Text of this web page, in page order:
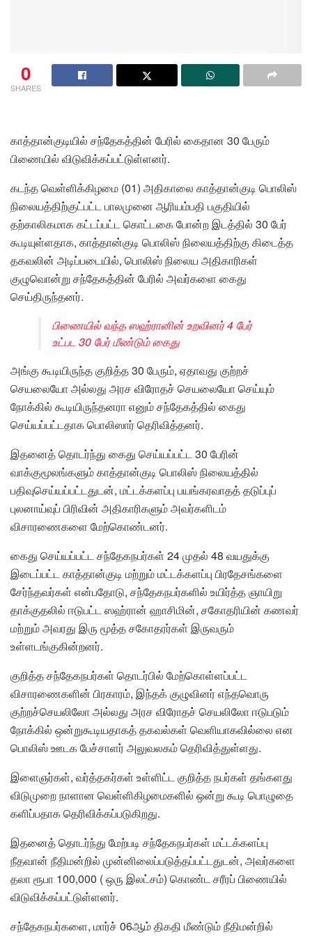
0
SHARES
காத்தான்குடியில் சந்தேகத்தின் பேரில் கைதான 30 பேரும்
பிணையில் விடுவிக்கப்பட்டுள்ளனர்.
கடந்த வெள்ளிக்கிழமை (01) அதிகாலை காத்தான்குடி பொலிஸ்
நிலையத்திற்குட்பட்ட பாலமுனை ஆரியம்பதி பகுதியில்
தற்காலிகமாக கட்டப்பட்ட கொட்டகை போன்ற இடத்தில் 30 பேர்
கூடியுள்ளதாக, காத்தான்குடி பொலிஸ் நிலையத்திற்கு கிடைத்த
தகவலின் அடிப்படையில், பொலிஸ் நிலைய அதிகாரிகள்
குழுவொன்று சந்தேகத்தின் பேரில் அவர்களை கைது
செய்திருந்தனர்.
பிணையில் வந்த ஸஹ்ரானின் உறவினர் 4 பேர்
உட்பட 30 பேர் மீண்டும் கைது
அங்கு கூடியிருந்த குறித்த 30 பேரும், ஏதாவது குற்றச்
செயலையோ அல்லது அரச விரோதச் செயலையோ செய்யும்
நோக்கில் கூடியிருந்தனரா எனும் சந்தேகத்தில் கைது
செய்யப்பட்டதாக பொலிஸார் தெரிவித்தனர்.
இதனைத் தொடர்ந்து கைது செய்யப்பட்ட 30 பேரின்
வாக்குமூலங்களும் காத்தான்குடி பொலிஸ் நிலையத்தில்
பதிவுசெய்யப்பட்டதுடன், மட்டக்களப்பு பயங்கரவாதத் தடுப்புப்
புலனாய்வுப் பிரிவின் அதிகாரிகளும் அவர்களிடம்
விசாரணைகளை மேற்கொண்டனர்.
கைது செய்யப்பட்ட சந்தேகநபர்கள் 24 முதல் 48 வயதுக்கு
இடைப்பட்ட காத்தான்குடி மற்றும் மட்டக்களப்பு பிரதேசங்களை
சேர்ந்தவர்கள் என்பதோடு, சந்தேகநபர்களில் உயிர்த்த ஞாயிறு
தாக்குதலில் ஈடுபட்ட ஸஹ்ரான் ஹாசிமின், சகோதரியின் கணவர்
மற்றும் அவரது இரு மூத்த சகோதரர்கள் இருவரும்
உள்ளடங்குகின்றனர்.
குறித்த சந்தேகநபர்கள் தொடர்பில் மேற்கொள்ளப்பட்ட
விசாரணைகளின் பிரகாரம், இந்தக் குழுவினர் எந்தவொரு
குற்றச்செயலிலோ அல்லது அரச விரோதச் செயலிலோ ஈடுபடும்
நோக்கில் ஒன்றுகூடியதாகத் தகவல்கள் வெளியாகவில்லை என
பொலிஸ் ஊடக பேச்சாளர் அலுவலகம் தெரிவித்துள்ளது.
இளைஞர்கள், வர்த்தகர்கள் உள்ளிட்ட குறித்த நபர்கள் தங்களது
விடுமுறை நாளான வெள்ளிகிழமைகளில் ஒன்று கூடி பொழுதை
களிப்பதாக தெரிவிக்கப்படுகிறது.
இதனைத் தொடர்ந்து மேற்படி சந்தேகநபர்கள் மட்டக்களப்பு
நீதவான் நீதிமன்றில் முன்னிலைப்படுத்தப்பட்டதுடன், அவர்களை
தலா ரூபா 100,000 ( ஒரு இலட்சம்) கொண்ட சரீரப் பிணையில்
விடுவிக்கப்பட்டுள்ளனர்.
சந்தேகநபர்களை, மார்ச் 06ஆம் திகதி மீண்டும் நீதிமன்றில்